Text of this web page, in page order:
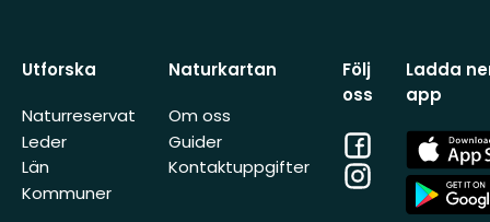
Utforska
Naturreservat
Leder
Län
Kommuner
Naturkartan
Om oss
Guider
Kontaktuppgifter
Följ
oss
Facebook
Instagram
Ladda
app
App
Store
App
Store